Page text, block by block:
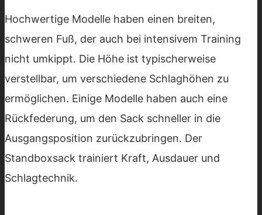
Hochwertige Modelle haben einen breiten,
schweren Fuß, der auch bei intensivem Training
nicht umkippt. Die Höhe ist typischerweise
verstellbar, um verschiedene Schlaghöhen zu
ermöglichen. Einige Modelle haben auch eine
Rückfederung, um den Sack schneller in die
Ausgangsposition zurückzubringen. Der
Standboxsack trainiert Kraft, Ausdauer und
Schlagtechnik.